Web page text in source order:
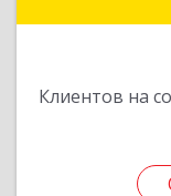
Клиентов на